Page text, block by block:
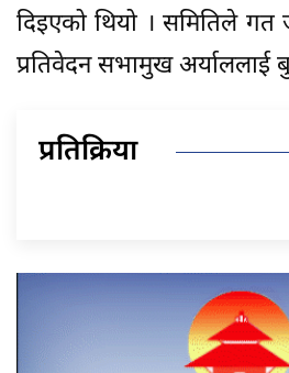
दिइएको थियो । समितिले गत
प्रतिवेदन सभामुख अर्याललाई
प्रतिक्रिया